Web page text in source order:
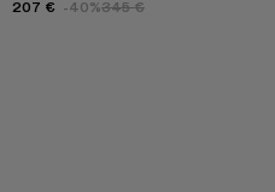
207 € -40%345 €